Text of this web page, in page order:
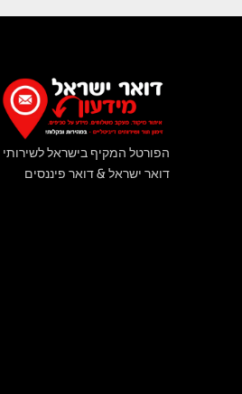
הפורטל המקיף בישראל לשירותי
דואר ישראל & דואר פיננסים